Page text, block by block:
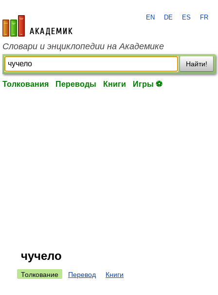
academic.ru
EN DE ES FR
Словари и энциклопедии на Академике
Найти!
Толкования Переводы Книги Игры ⚽
чучело
Толкование Перевод Книги